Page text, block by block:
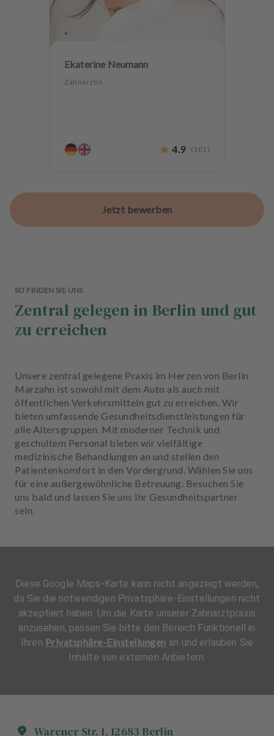
Ekaterine Neumann
Zahnärztin
4.9 ( 101 )
Jetzt bewerben
SO FINDEN SIE UNS
Zentral gelegen in Berlin und gut
zu erreichen
Unsere zentral gelegene Praxis im Herzen von Berlin
Marzahn ist sowohl mit dem Auto als auch mit
öffentlichen Verkehrsmitteln gut zu erreichen. Wir
bieten umfassende Gesundheitsdienstleistungen für
alle Altersgruppen. Mit moderner Technik und
geschultem Personal bieten wir vielfältige
medizinische Behandlungen an und stellen den
Patientenkomfort in den Vordergrund. Wählen Sie uns
für eine außergewöhnliche Betreuung. Besuchen Sie
uns bald und lassen Sie uns Ihr Gesundheitspartner
sein.
Warener Str. 1, 12683 Berlin
Diese Google Maps-Karte kann nicht angezeigt werden,
da Sie die notwendigen Privatsphäre-Einstellungen nicht
akzeptiert haben. Um die Karte unserer Zahnarztpraxis
anzusehen, passen Sie bitte den Bereich Funktionell in
Ihren Privatsphäre-Einstellungen an und erlauben Sie
Inhalte von externen Anbietern.